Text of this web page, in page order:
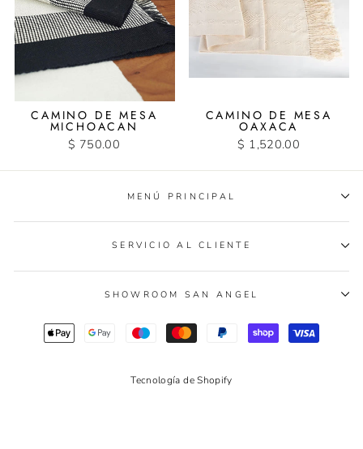
CAMINO DE MESA
MICHOACAN
$ 750.00
CAMINO DE MESA
OAXACA
$ 1,520.00
MENÚ PRINCIPAL
SERVICIO AL CLIENTE
SHOWROOM SAN ANGEL
Tecnología de Shopify